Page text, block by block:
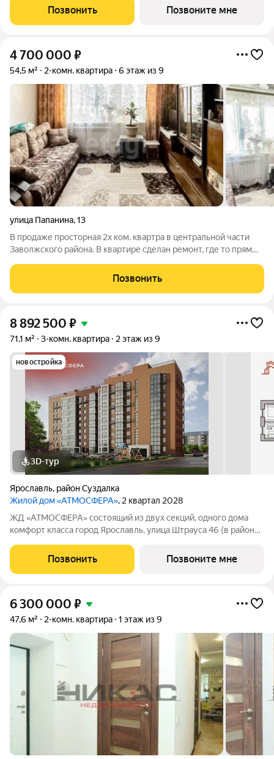
функциональная планировка, большие окна, с отделкой. Жилой
комплекс «Волга парк»
Позвонить Позвоните мне
4 700 000 ₽
54,5 м² 2-комн. квартира 6 этаж из 9
улица Папанина,13
В продаже просторная 2х ком. квартра в центральной части
Заволжского района. В квартире сделан ремонт, где то прям
Пластиковые окна - Пластиковое остекление лоджии -
Качественная входная дверь -
Позвонить
8 892 500 ₽
71,1 м² 3-комн. квартира 2 этаж из 9
новостройка
3D-тур
Ярославль, район Суздалка
Жилой дом «АТМОСФЕРА», 2 квартал 2028
ЖД «АТМОСФЕРА» состоящий из двух секций, одного дома
комфорт класса город Ярославль, улица Штрауса 46 (в районе
жилого дома достигается компактностью жилого дома,
энергоэффективным материалом
Позвонить Позвоните мне
6 300 000 ₽
47,6 м² 2-комн. квартира 1 этаж из 9